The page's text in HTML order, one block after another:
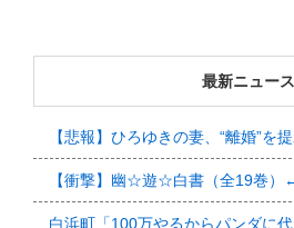
最新ニュース
【悲報】ひろゆきの妻、“離婚”を
【衝撃】幽☆遊☆白書（全19巻）
白浜町「100万やるからパンダに代